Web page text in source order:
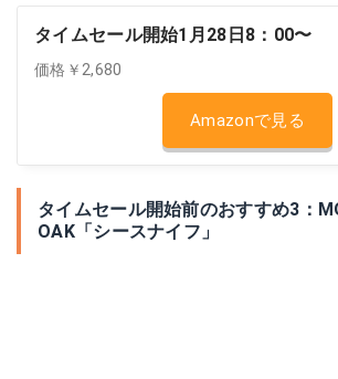
タイムセール開始1月28日8：00〜
価格￥2,680
Amazonで見る
タイムセール開始前のおすすめ3：
OAK「シースナイフ」